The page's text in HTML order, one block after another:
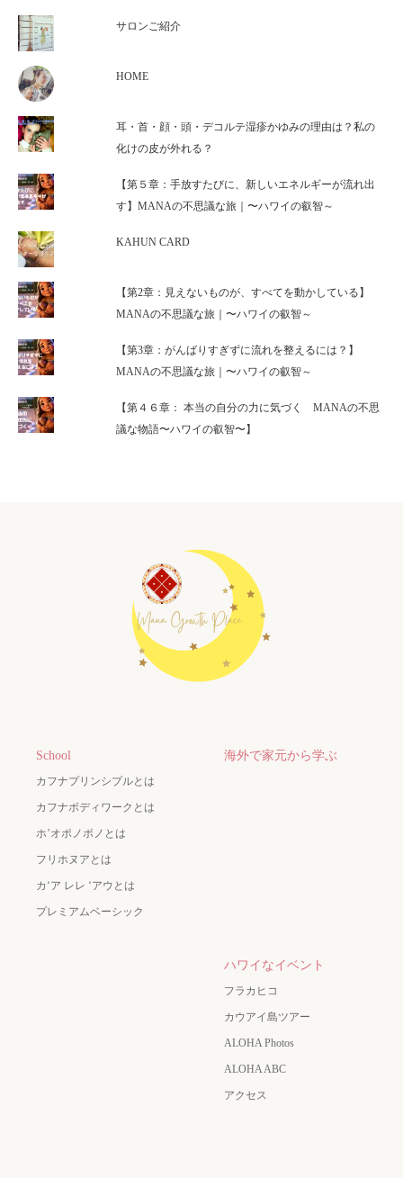
サロンご紹介
HOME
耳・首・顔・頭・デコルテ湿疹かゆみの理由は？私の
化けの皮が外れる？
【第５章：手放すたびに、新しいエネルギーが流れ出
す】MANAの不思議な旅｜〜ハワイの叡智～
KAHUN CARD
【第2章：見えないものが、すべてを動かしている】
MANAの不思議な旅｜〜ハワイの叡智～
【第3章：がんばりすぎずに流れを整えるには？】
MANAの不思議な旅｜〜ハワイの叡智～
【第４６章： 本当の自分の力に気づく MANAの不思
議な物語〜ハワイの叡智〜】
School
カフナプリンシプルとは
カフナボディワークとは
ホ’オポノポノとは
フリホヌアとは
カʻア レレ ʻアウとは
プレミアムベーシック
海外で家元から学ぶ
ハワイなイベント
フラカヒコ
カウアイ島ツアー
ALOHA Photos
ALOHA ABC
アクセス